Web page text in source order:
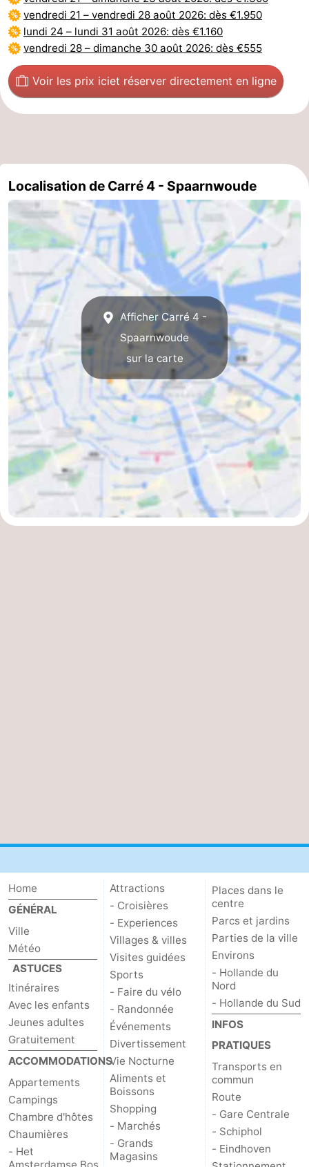
vendredi 21 – vendredi 28 août 2026: dès €1.950
lundi 24 – lundi 31 août 2026: dès €1.160
vendredi 28 – dimanche 30 août 2026: dès €555
Voir les prix iciet réserver directement en ligne
Localisation de Carré 4 - Spaarnwoude
Afficher Carré 4 -
Spaarnwoude
sur la carte
Home
GÉNÉRAL
Ville
Météo
ASTUCES
Itinéraires
Avec les enfants
Jeunes adultes
Gratuitement
ACCOMMODATIONS
Appartements
Campings
Chambre d'hôtes
Chaumières
- Het
Amsterdamse Bos
Attractions
- Croisières
- Experiences
Villages & villes
Visites guidées
Sports
- Faire du vélo
- Randonnée
Événements
Divertissement
Vie Nocturne
Aliments et
Boissons
Shopping
- Marchés
- Grands
Magasins
Places dans le
centre
Parcs et jardins
Parties de la ville
Environs
- Hollande du
Nord
- Hollande du Sud
INFOS
PRATIQUES
Transports en
commun
Route
- Gare Centrale
- Schiphol
- Eindhoven